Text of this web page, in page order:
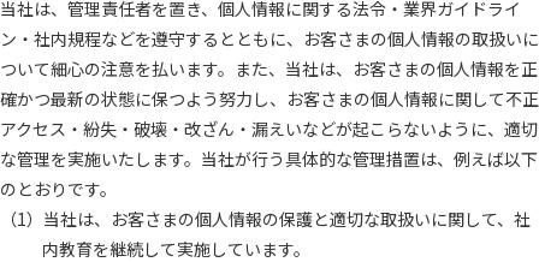
当社は、管理責任者を置き、個人情報に関する法令・業界ガイドライ
ン・社内規程などを遵守するとともに、お客さまの個人情報の取扱いに
ついて細心の注意を払います。また、当社は、お客さまの個人情報を正
確かつ最新の状態に保つよう努力し、お客さまの個人情報に関して不正
アクセス・紛失・破壊・改ざん・漏えいなどが起こらないように、適切
な管理を実施いたします。当社が行う具体的な管理措置は、例えば以下
のとおりです。
当社は、お客さまの個人情報の保護と適切な取扱いに関して、社
内教育を継続して実施しています。